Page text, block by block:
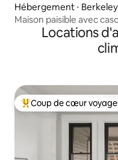
Hébergement ⋅
Locations
Coups de cœur
Coup de cœur